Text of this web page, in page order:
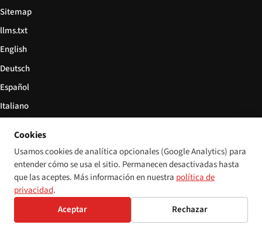
Sitemap
llms.txt
English
Deutsch
Español
Italiano
© 2026 Disability World. Todos los derechos reservados. Configuración de cookies
DeutschEspañol 简体中文PolskiFrançais
Cookies
Usamos cookies de analítica opcionales (Google Analytics) para
entender cómo se usa el sitio. Permanecen desactivadas hasta
que las aceptes. Más información en nuestra política de
privacidad.
Aceptar
Rechazar